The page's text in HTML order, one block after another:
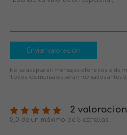
Enviar valoración
No se aceptarán mensajes ofensivos o de
Todos los mensajes serán revisados antes
2
5,0 de un máximo de 5 estrellas